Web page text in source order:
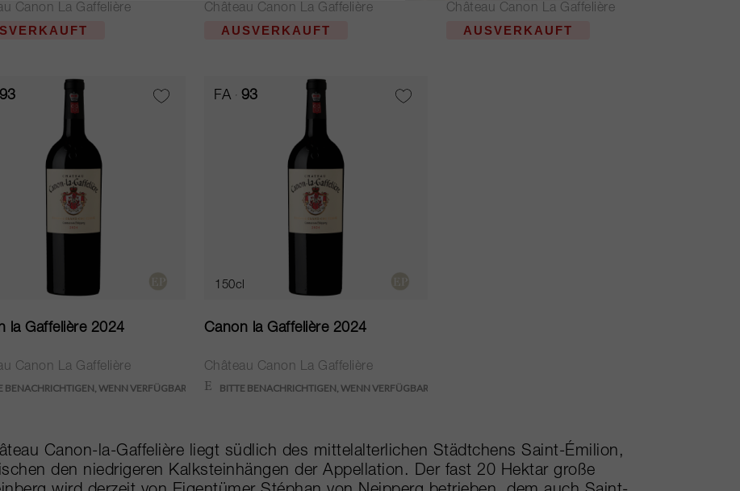
Canon La Gaffelière Château Canon La Gaffelière
AUSVERKAUFT
Château Canon La Gaffelière
AUSVERKAUFT
93
la Gaffelière 2024
Canon La Gaffelière
FA 93
150cl
Canon la Gaffelière 2024
Château Canon La Gaffelière
Canon-la-Gaffelière liegt südlich des mittelalterlichen Städtchens Saint-Émilion,
den niedrigeren Kalksteinhängen der Appellation. Der fast 20 Hektar große